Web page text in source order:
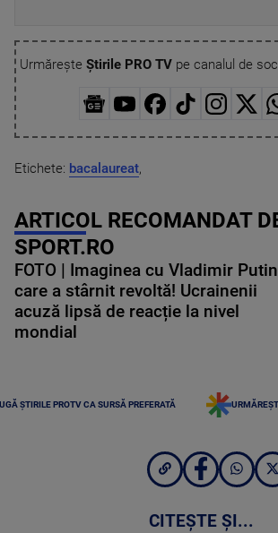
Urmărește Știrile PRO TVpe canalul de
Etichete: bacalaureat,
ARTICOL RECOMANDAT
SPORT.RO
FOTO | Imaginea cu Vladimir Putin
care a stârnit revoltă! Ucrainenii
acuză lipsă de reacție la nivel
mondial
ȘTIRILE PROTV CA SURSĂ PREFERATĂ
CITEȘTE ȘI...